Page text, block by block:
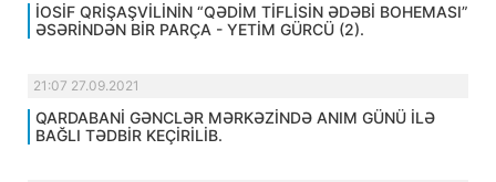
İOSİF QRİŞAŞVİLİNİN “QƏDİM TİFLİSİN ƏDƏBİ BOHEMASI”
ƏSƏRİNDƏN BİR PARÇA - YETİM GÜRCÜ (2).
21:07 27.09.2021
QARDABANİ GƏNCLƏR MƏRKƏZİNDƏ ANIM GÜNÜ İLƏ
BAĞLI TƏDBİR KEÇİRİLİB.